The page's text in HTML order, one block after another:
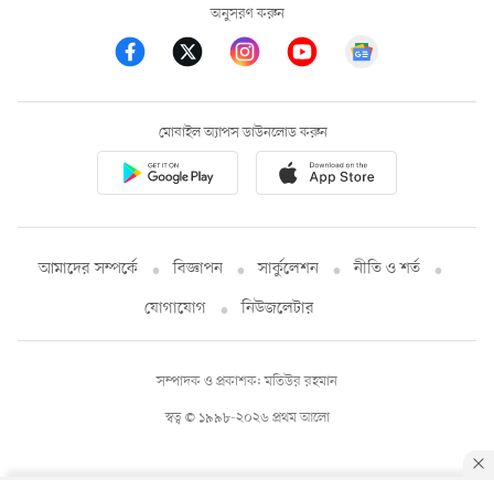
অনুসরণ করুন
মোবাইল অ্যাপস ডাউনলোড করুন
আমাদের সম্পর্কে বিজ্ঞাপন সার্কুলেশন
নীতি ও শর্ত
যোগাযোগ
নিউজলেটার
স্বত্ব © ১৯৯৮-২০২৬ প্রথম আলো
সম্পাদক ও প্রকাশক: মতিউর রহমান